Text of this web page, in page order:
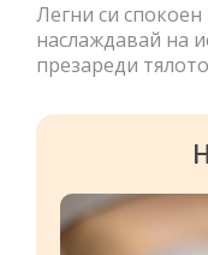
Легни си
наслаждавай на
презареди